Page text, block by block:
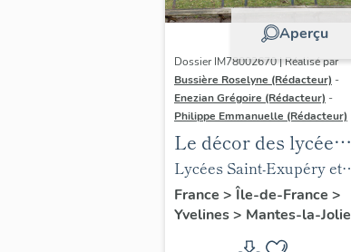
Aperçu
Dossier IM78002670 | Réalisé par
Bussière Roselyne (Rédacteur) -
Enezian Grégoire (Rédacteur) -
Philippe Emmanuelle (Rédacteur)
Le décor des lycées
de Mantes
Lycées Saint-Exupéry et
Jean Rostand
France > Île-de-France >
Yvelines> Mantes-la-Jolie